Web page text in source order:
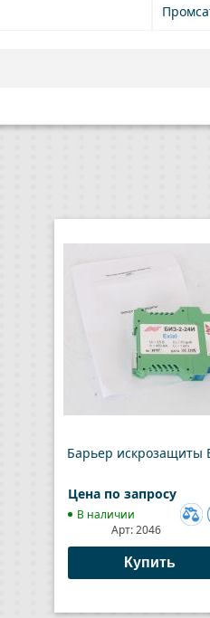
Барьер искрозащиты
Цена по запросу
В наличии
Арт:2046
Купить